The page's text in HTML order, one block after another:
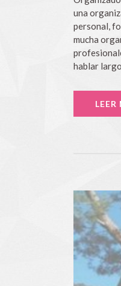
una
personal,
mucha
hablar
LEER